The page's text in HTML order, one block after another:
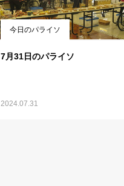
今日のパライソ
7月31日のパライソ
2024.07.31